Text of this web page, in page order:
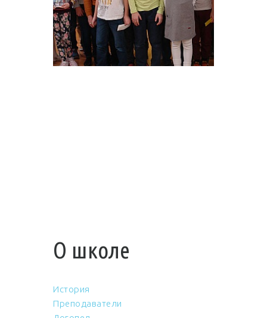
О школе
История
Преподаватели